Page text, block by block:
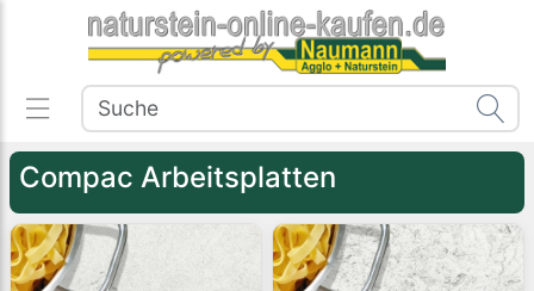
Compac Arbeitsplatten